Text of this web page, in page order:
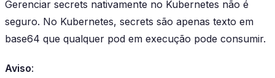
Gerenciar secrets nativamente no Kubernetes não é
seguro. No Kubernetes, secrets são apenas texto em
base64 que qualquer pod em execução pode consumir.
Aviso: